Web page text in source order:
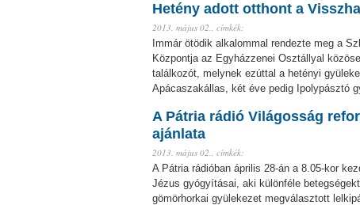
Hetény adott otthont a
2013. május 02., címkék:
Immár ötödik alkalommal rendezte meg a
Központja az Egyházzenei Osztállyal
találkozót, melynek ezúttal a hetényi
Apácaszakállas, két éve pedig Ipolypásztó
A Pátria rádió Világosság
ajánlata
2013. május 02., címkék:
A Pátria rádióban április 28-án a 8.05-kor
Jézus gyógyításai, aki különféle
gömörhorkai gyülekezet megválasztott